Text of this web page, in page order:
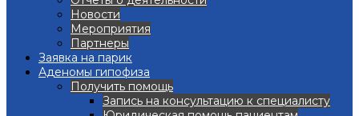
Новости
Мероприятия
Партнеры
Заявка на парик
Аденомы гипофиза
Получить помощь
Запись на консультацию к специалисту